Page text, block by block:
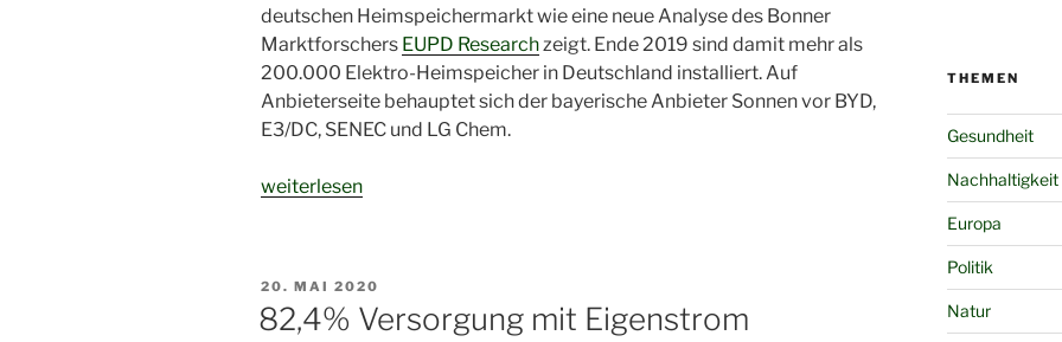
deutschen Heimspeichermarkt wie eine neue Analyse des Bonner
Marktforschers EUPD Research zeigt. Ende 2019 sind damit mehr als
200.000 Elektro-Heimspeicher in Deutschland installiert. Auf
Anbieterseite behauptet sich der bayerische Anbieter Sonnen vor BYD,
E3/DC, SENEC und LG Chem.
„200.000
es
geht
weiterlesen
VERÖFFENTLICHT
AM
20. MAI 2020
82,4% Versorgung mit Eigenstrom
THEMEN
Gesundheit
Nachhaltigkeit
Europa
Politik
Natur